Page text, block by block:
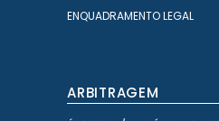
ENQUADRAMENTO LEGAL
ARBITRAGEM